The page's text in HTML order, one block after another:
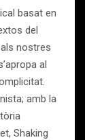
basat en
del
als nostres
al
amb la
Shaking